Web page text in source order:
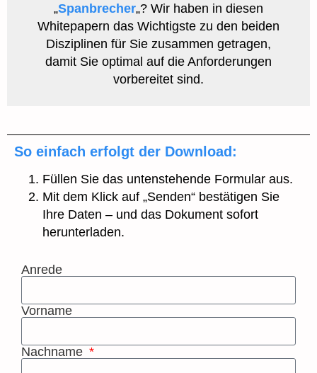
„Spanbrecher„? Wir haben in diesen
Whitepapern das Wichtigste zu den beiden
Disziplinen für Sie zusammen getragen,
damit Sie optimal auf die Anforderungen
vorbereitet sind.
So einfach erfolgt der Download:
Füllen Sie das untenstehende Formular aus.
Mit dem Klick auf „Senden“ bestätigen Sie
Ihre Daten – und das Dokument sofort
herunterladen.
Anrede
Vorname
Nachname